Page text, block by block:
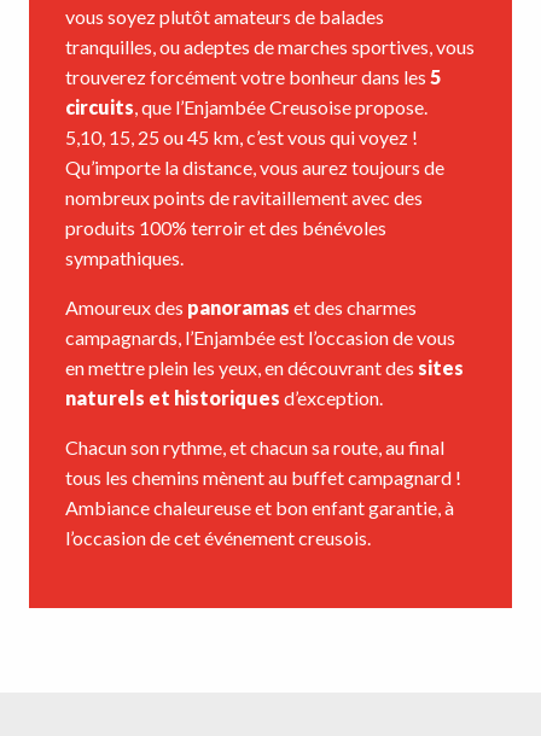
vous soyez plutôt amateurs de balades
tranquilles, ou adeptes de marches sportives, vous
trouverez forcément votre bonheur dans les 5
circuits, que l’Enjambée Creusoise propose.
5,10, 15, 25 ou 45 km, c’est vous qui voyez !
Qu’importe la distance, vous aurez toujours de
nombreux points de ravitaillement avec des
produits 100% terroir et des bénévoles
sympathiques.
Amoureux des panoramas et des charmes
campagnards, l’Enjambée est l’occasion de vous
en mettre plein les yeux, en découvrant des sites
naturels et historiques d’exception.
Chacun son rythme, et chacun sa route, au final
tous les chemins mènent au buffet campagnard !
Ambiance chaleureuse et bon enfant garantie, à
l’occasion de cet événement creusois.